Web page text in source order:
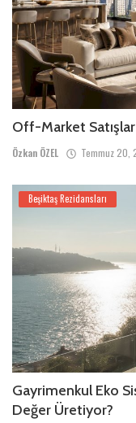
Off-Market
Özkan ÖZEL Temmuz 20,
Beşiktaş Rezidansları
Gayrimenkul Eko
Değer Üretiyor?